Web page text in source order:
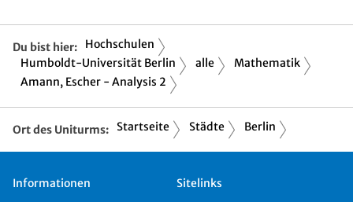
Du bist hier:
Hochschulen
Humboldt-Universität Berlin
alle
Mathematik
Amann, Escher - Analysis 2
Ort des Uniturms: Startseite Städte Berlin
Informationen
Sitelinks